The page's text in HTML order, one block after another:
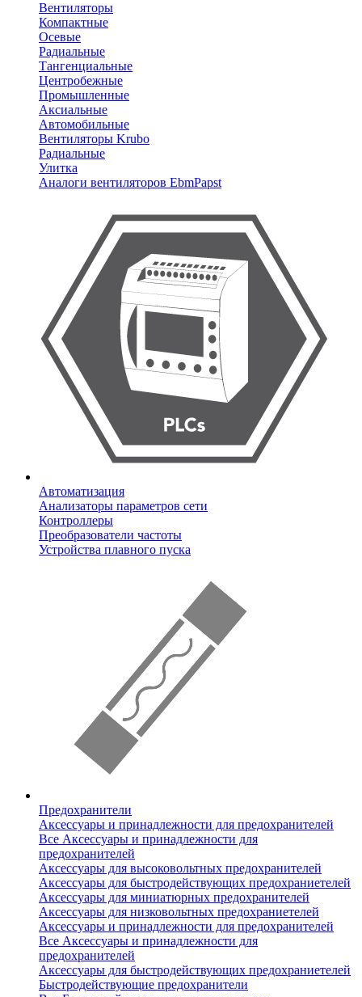
Вентиляторы
Компактные
Осевые
Радиальные
Тангенциальные
Центробежные
Промышленные
Аксиальные
Автомобильные
Вентиляторы Krubo
Радиальные
Улитка
Аналоги вентиляторов EbmPapst
Автоматизация
Анализаторы параметров сети
Контроллеры
Преобразователи частоты
Устройства плавного пуска
Предохранители
Аксессуары и принадлежности для предохранителей
Все Аксессуары и принадлежности для
предохранителей
Аксессуары для высоковольтных предохранителей
Аксессуары для быстродействующих предохраниетелей
Аксессуары для миниатюрных предохранителей
Аксессуары для низковольтных предохраниетелей
Аксессуары и принадлежности для предохранителей
Все Аксессуары и принадлежности для
предохранителей
Аксессуары для быстродействующих предохраниетелей
Быстродействующие предохранители